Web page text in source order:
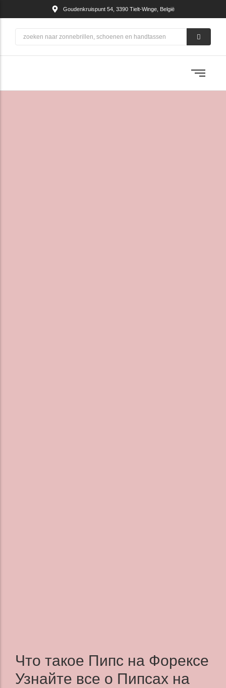
Goudenkruispunt 54, 3390 Tielt-Winge, België
Что такое Пипс на Форексе
Узнайте все о Пипсах на